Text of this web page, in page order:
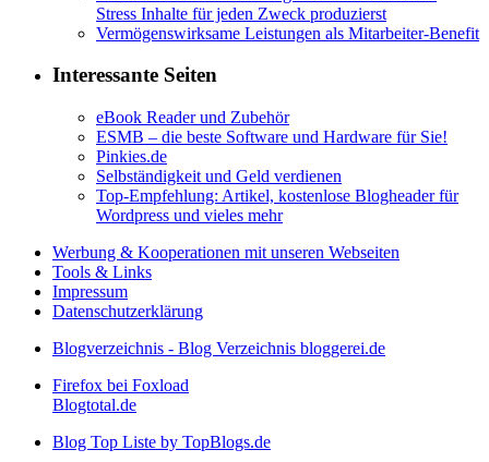
Stress Inhalte für jeden Zweck produzierst
Vermögenswirksame Leistungen als Mitarbeiter-Benefit
Interessante Seiten
eBook Reader und Zubehör
ESMB – die beste Software und Hardware für Sie!
Pinkies.de
Selbständigkeit und Geld verdienen
Top-Empfehlung: Artikel, kostenlose Blogheader für
Wordpress und vieles mehr
Werbung & Kooperationen mit unseren Webseiten
Tools & Links
Impressum
Datenschutzerklärung
Blogverzeichnis - Blog Verzeichnis bloggerei.de
Firefox bei Foxload
Blogtotal.de
Blog Top Liste by TopBlogs.de